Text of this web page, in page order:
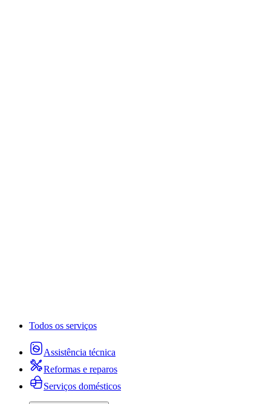
Todos os serviços
Assistência técnica
Reformas e reparos
Serviços domésticos